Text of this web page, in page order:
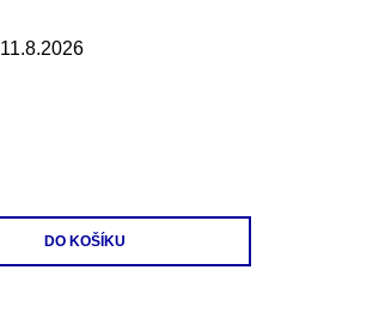
11.8.2026
DO KOŠÍKU